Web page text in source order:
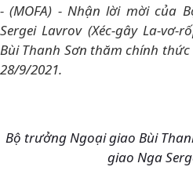
- (MOFA) - Nhận lời mời của
Sergei Lavrov (Xéc-gây La-
Bùi Thanh Sơn thăm chính
28/9/2021.
Bộ trưởng Ngoại giao Bùi
giao Nga